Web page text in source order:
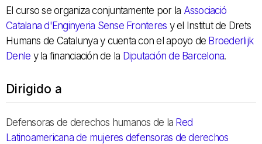
El curso se organiza conjuntamente por la Associació
Catalana d'Enginyeria Sense Fronteres y el Institut de Drets
Humans de Catalunya y cuenta con el apoyo de Broederlijk
Denle y la financiación de la Diputación de Barcelona.
Dirigido a
Defensoras de derechos humanos de la Red
Latinoamericana de mujeres defensoras de derechos